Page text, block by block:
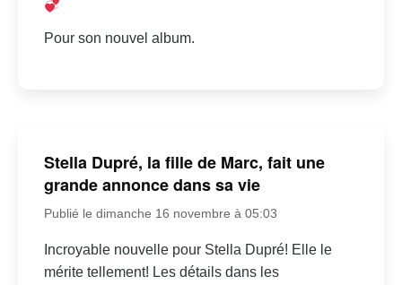
Pour son nouvel album.
Stella Dupré, la fille de Marc, fait une
grande annonce dans sa vie
Publié le dimanche 16 novembre à 05:03
Incroyable nouvelle pour Stella Dupré! Elle le
mérite tellement! Les détails dans les